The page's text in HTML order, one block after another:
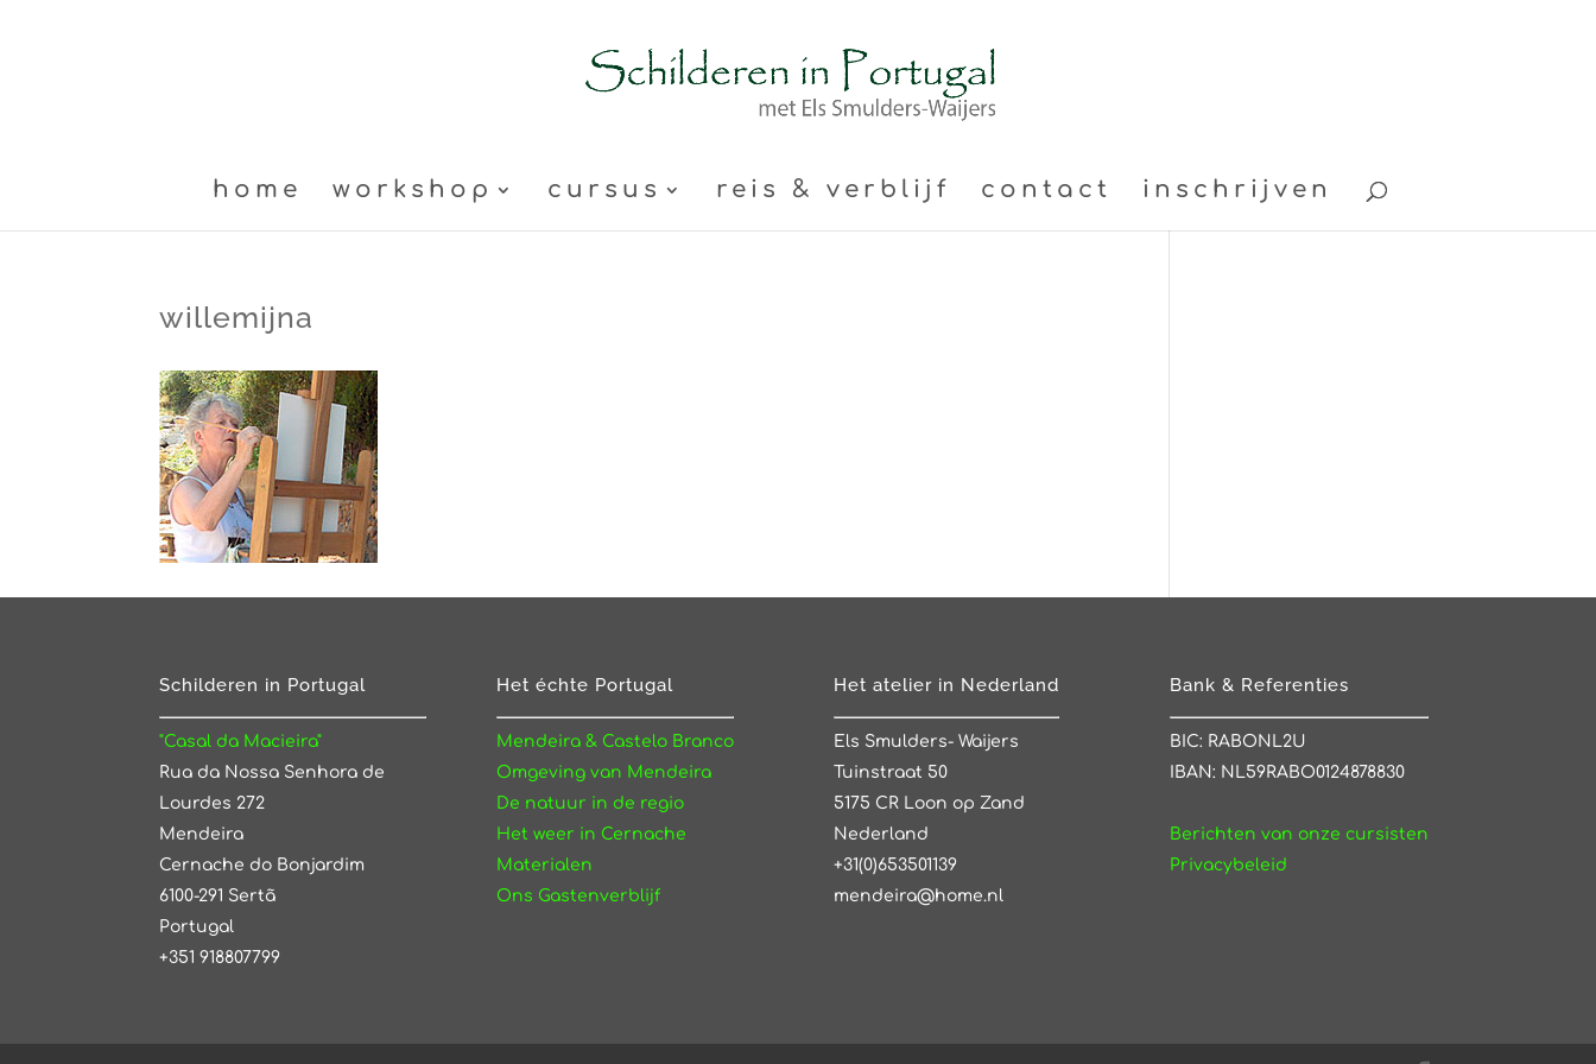
home workshop cursus reis & verblijf contact inschrijven
willemijna
Schilderen in Portugal
"Casal da Macieira"
Rua da Nossa Senhora de
Lourdes 272
Mendeira
Cernache do Bonjardim
6100-291 Sertã
Portugal
+351 918807799
Het échte Portugal
Mendeira & Castelo Branco
Omgeving van Mendeira
De natuur in de regio
Het weer in Cernache
Materialen
Ons Gastenverblijf
Het atelier in Nederland
Els Smulders- Waijers
Tuinstraat 50
5175 CR Loon op Zand
Nederland
+31(0)653501139
mendeira@home.nl
Bank & Referenties
BIC: RABONL2U
IBAN: NL59RABO0124878830
Berichten van onze cursisten
Privacybeleid